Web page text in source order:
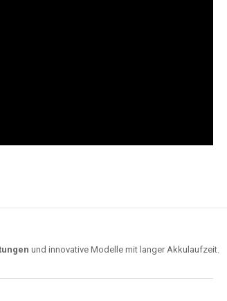
und innovative Modelle mit langer Akkulaufzeit.